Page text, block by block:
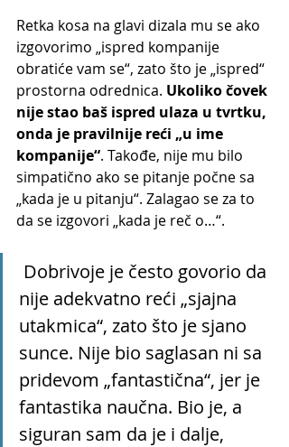
Retka kosa na glavi dizala mu se ako
izgovorimo „ispred kompanije
obratiće vam se“, zato što je „ispred“
prostorna odrednica. Ukoliko čovek
nije stao baš ispred ulaza u tvrtku,
onda je pravilnije reći „u ime
kompanije“. Takođe, nije mu bilo
simpatično ako se pitanje počne sa
„kada je u pitanju“. Zalagao se za to
da se izgovori „kada je reč o…“.
nije adekvatno reći „sjajna
utakmica“, zato što je sjano
sunce. Nije bio saglasan ni sa
pridevom „fantastična“, jer je
fantastika naučna. Bio je, a
siguran sam da je i dalje,